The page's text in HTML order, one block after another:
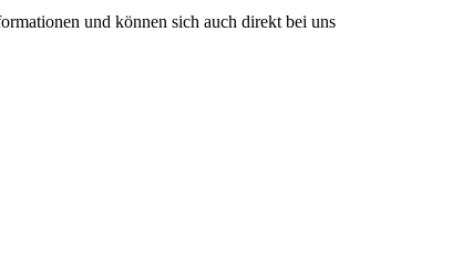
und können sich auch direkt bei uns